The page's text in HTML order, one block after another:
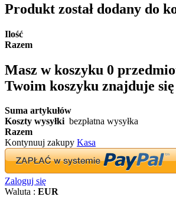
Produkt został dodany do
Ilość
Razem
Masz w koszyku 0
Twoim koszyku znajduje
Suma artykułów
Koszty wysyłki bezpłatna wysyłka
Razem
Kontynuuj zakupy Kasa
Zaloguj się
Waluta : EUR